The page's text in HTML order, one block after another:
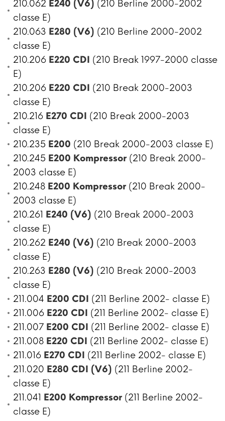
210.062 E240 (V6) (210 Berline 2000-2002
classe E)
210.063 E280 (V6) (210 Berline 2000-2002
classe E)
210.206 E220 CDI (210 Break 1997-2000 classe
E)
210.206 E220 CDI (210 Break 2000-2003
classe E)
210.216 E270 CDI (210 Break 2000-2003
classe E)
210.235 E200 (210 Break 2000-2003 classe E)
210.245 E200 Kompressor (210 Break 2000-
2003 classe E)
210.248 E200 Kompressor (210 Break 2000-
2003 classe E)
210.261 E240 (V6) (210 Break 2000-2003
classe E)
210.262 E240 (V6) (210 Break 2000-2003
classe E)
210.263 E280 (V6) (210 Break 2000-2003
classe E)
211.004 E200 CDI (211 Berline 2002- classe E)
211.006 E220 CDI (211 Berline 2002- classe E)
211.007 E200 CDI (211 Berline 2002- classe E)
211.008 E220 CDI (211 Berline 2002- classe E)
211.016 E270 CDI (211 Berline 2002- classe E)
211.020 E280 CDI (V6) (211 Berline 2002-
classe E)
211.041 E200 Kompressor (211 Berline 2002-
classe E)